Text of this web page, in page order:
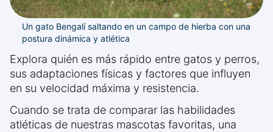
Un gato Bengalí saltando en un campo de hierba con una
postura dinámica y atlética
Explora quién es más rápido entre gatos y perros,
sus adaptaciones físicas y factores que influyen
en su velocidad máxima y resistencia.
Cuando se trata de comparar las habilidades
atléticas de nuestras mascotas favoritas, una